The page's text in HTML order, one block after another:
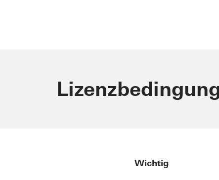
Wichtig